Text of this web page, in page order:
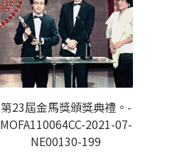
第23屆金馬獎頒獎典禮。-
MOFA110064CC-2021-07-
NE00130-199